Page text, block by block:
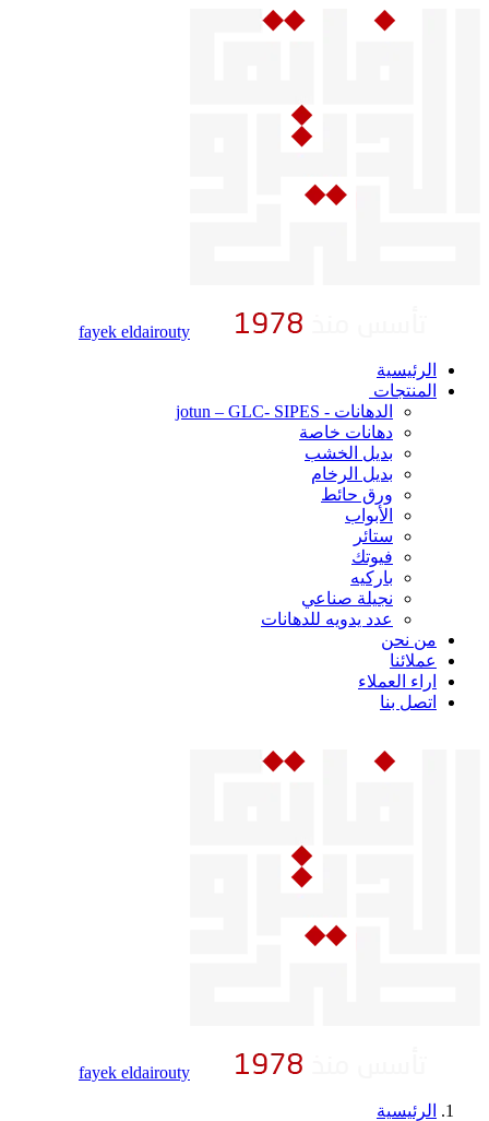
fayek eldairouty
الرئيسية
المنتجات
الدهانات - jotun – GLC- SIPES
دهانات خاصة
بديل الخشب
بديل الرخام
ورق حائط
الأبواب
ستائر
فيوتك
باركيه
نجيلة صناعي
عدد يدويه للدهانات
من نحن
عملائنا
اراء العملاء
اتصل بنا
fayek eldairouty
الرئيسية